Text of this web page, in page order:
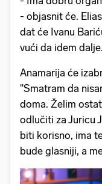
- objasnit će.
dat će Ivanu
vući da idem
Anamarija će
"Smatram da
doma. Želim
odlučiti za Juricu
biti korisno, ima
bude glasniji, a